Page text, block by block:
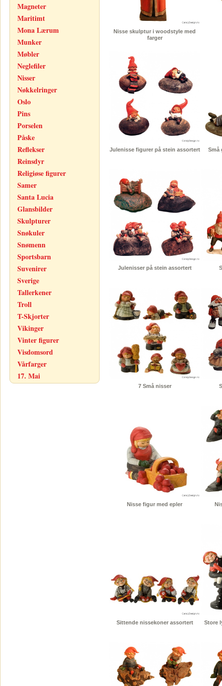
Magneter
Maritimt
Mona Lærum
Munker
Møbler
Neglefiler
Nisser
Nøkkelringer
Oslo
Pins
Porselen
Påske
Reflekser
Reinsdyr
Religiøse figurer
Samer
Santa Lucia
Glansbilder
Skulpturer
Snøkuler
Snømenn
Sportsbarn
Suvenirer
Sverige
Tallerkener
Troll
T-Skjorter
Vikinger
Vinter figurer
Visdomsord
Vårfarger
17. Mai
Nisse skulptur i woodstyle med
farger
Julenisse figurer på stein assortert Små
Julenisser på stein assortert
7 Små nisser
Nisse figur med epler
Sittende nissekoner assortert Store